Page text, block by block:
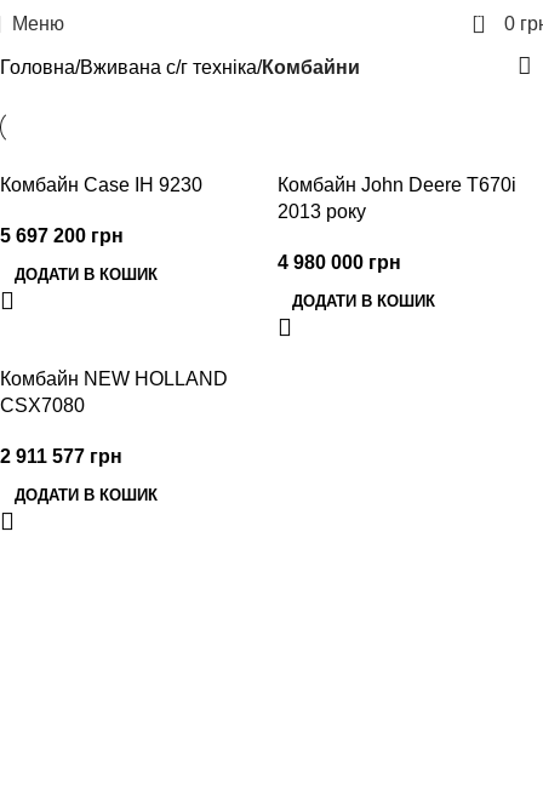
Меню 0 0
Головна Вживана с/г техніка Комбайни
Комбайн Case IH 9230
5 697 200 грн
ДОДАТИ В КОШИК
Комбайн John Deere T670i
2013 року
4 980 000 грн
ДОДАТИ В КОШИК
Комбайн NEW HOLLAND
CSX7080
2 911 577 грн
ДОДАТИ В КОШИК